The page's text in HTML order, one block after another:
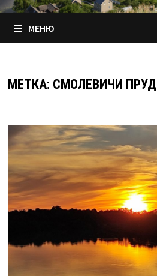
МЕНЮ
МЕТКА: СМОЛЕВИЧИ